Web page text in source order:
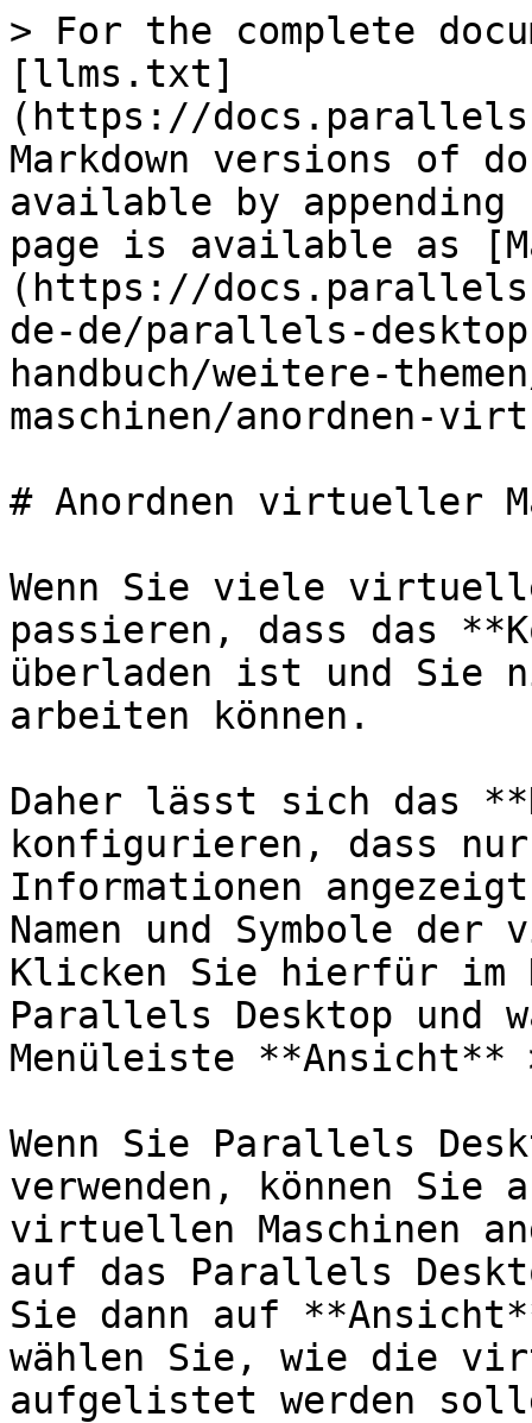
> For the complete
[llms.txt]
(https://
Markdown versions of
available by
page is available as
(https://
de-de/parallels-
handbuch/weitere-
maschinen/anordnen-
# Anordnen virtueller
Wenn Sie viele
passieren, dass das
überladen ist und Sie
arbeiten können.
Daher lässt sich das
konfigurieren, dass nur
Informationen
Namen und Symbole
Klicken Sie hierfür im
Parallels Desktop und
Menüleiste **Ansicht**
Wenn Sie Parallels
verwenden, können Sie
virtuellen Maschinen
auf das Parallels
Sie dann auf
wählen Sie, wie die
aufgelistet werden